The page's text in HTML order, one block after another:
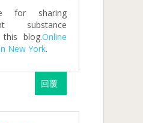
for sharing
substance
blog.Online
New York.
回覆